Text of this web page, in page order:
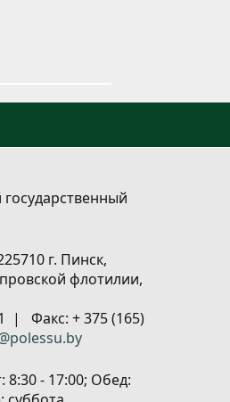
г. Пинск,
флотилии,
| Факс: + 375 (165)
- 17:00; Обед: